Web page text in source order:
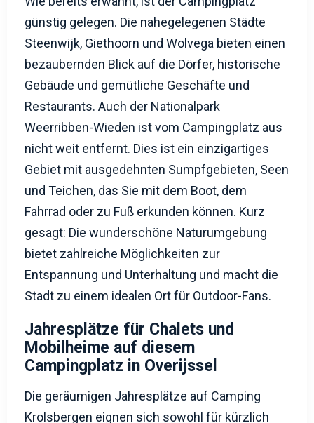
günstig gelegen. Die nahegelegenen Städte
Steenwijk, Giethoorn und Wolvega bieten einen
bezaubernden Blick auf die Dörfer, historische
Gebäude und gemütliche Geschäfte und
Restaurants. Auch der Nationalpark
Weerribben-Wieden ist vom Campingplatz aus
nicht weit entfernt. Dies ist ein einzigartiges
Gebiet mit ausgedehnten Sumpfgebieten, Seen
und Teichen, das Sie mit dem Boot, dem
Fahrrad oder zu Fuß erkunden können. Kurz
gesagt: Die wunderschöne Naturumgebung
bietet zahlreiche Möglichkeiten zur
Entspannung und Unterhaltung und macht die
Stadt zu einem idealen Ort für Outdoor-Fans.
Jahresplätze für Chalets und
Mobilheime auf diesem
Campingplatz in Overijssel
Die geräumigen Jahresplätze auf Camping
Krolsbergen eignen sich sowohl für kürzlich